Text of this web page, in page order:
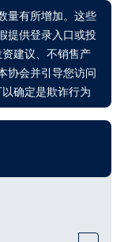
量有所增加。这些
提供登录入口或投
建议、不销售产
协会并引导您访问
确定是欺诈行为